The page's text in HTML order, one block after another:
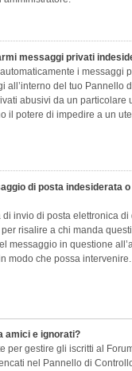
messaggi privati
i messaggi
all’interno del tuo Pannello
​​abusivi da un particolare
il potere di impedire a un
di posta indesiderata
invio di posta elettronica
risalire a chi manda
messaggio in questione
modo che possa intervenire.
amici e ignorati?
per gestire gli iscritti al
nel Pannello di